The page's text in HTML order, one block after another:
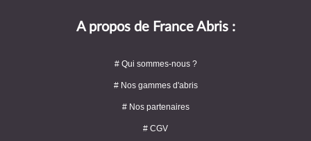
A propos de France Abris :
# Qui sommes-nous ?
# Nos gammes d'abris
# Nos partenaires
# CGV